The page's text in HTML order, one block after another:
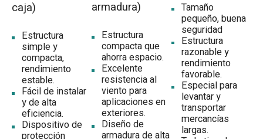
Calidad Certificada
caja)
Estructura
simple y
compacta,
rendimiento
estable.
Fácil de instalar
y de alta
eficiencia.
Dispositivo de
protección
armadura)
Estructura
compacta que
ahorra espacio.
Excelente
resistencia al
viento para
aplicaciones en
exteriores.
Diseño de
armadura de alta
Tamaño
pequeño, buena
seguridad
Estructura
razonable y
rendimiento
favorable.
Especial para
levantar y
transportar
mercancías
largas.